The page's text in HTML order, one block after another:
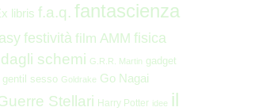
libris f.a.q. fantascienza
festività film AMM fisica
schemi G.R.R. Martin gadget
gentil sesso Goldrake Go Nagai
Stellari Harry Potter idee il